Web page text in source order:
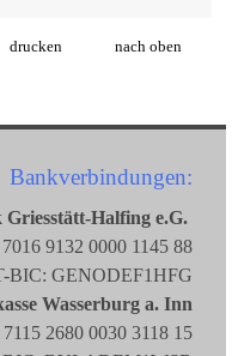
drucken nach oben
Bankverbindungen:
Griesstätt-Halfing e.G.
9132 0000 1145 88
BIC: GENODEF1HFG
Wasserburg a. Inn
2680 0030 3118 15